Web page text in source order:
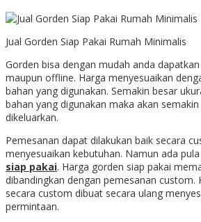
Jual Gorden Siap Pakai Rumah Minimalis
Gorden bisa dengan mudah anda
maupun offline. Harga menyesuaikan
bahan yang digunakan. Semakin besar
bahan yang digunakan maka akan
dikeluarkan.
Pemesanan dapat dilakukan baik secara
menyesuaikan kebutuhan. Namun ada
siap pakai. Harga gorden siap pakai
dibandingkan dengan pemesanan custom.
secara custom dibuat secara ulang
permintaan.